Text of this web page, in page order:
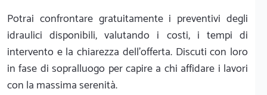
Potrai confrontare gratuitamente i preventivi degli
idraulici disponibili, valutando i costi, i tempi di
intervento e la chiarezza dell'offerta. Discuti con loro
in fase di sopralluogo per capire a chi affidare i lavori
con la massima serenità.